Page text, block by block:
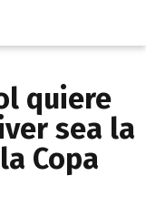
quiere
sea la
Copa